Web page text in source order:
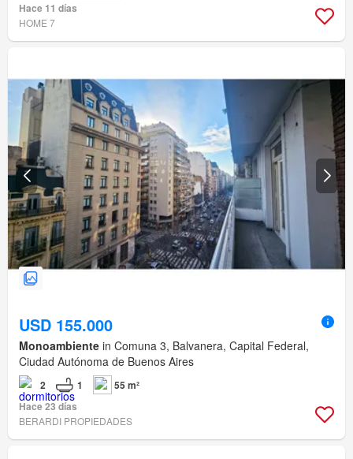
Hace 11 días
HOME 7
USD 155.000
Monoambiente in Comuna 3, Balvanera, Capital Federal,
Ciudad Autónoma de Buenos Aires
2 1
55 m²
Hace 23 días
BERARDI PROPIEDADES